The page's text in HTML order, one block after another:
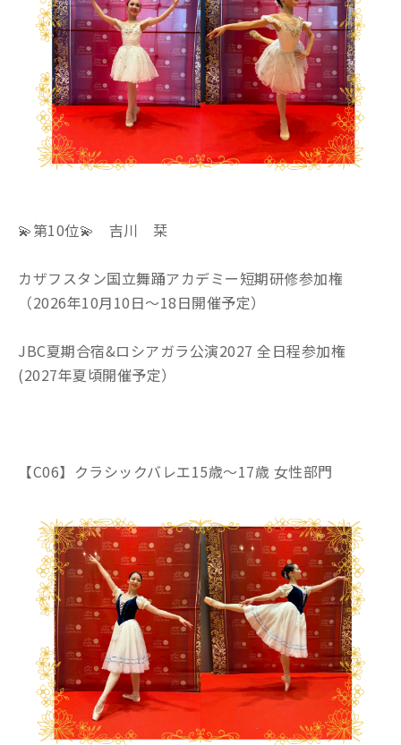
💫第10位💫 吉川 栞
カザフスタン国立舞踊アカデミー短期研修参加権
（2026年10月10日～18日開催予定）
JBC夏期合宿&ロシアガラ公演2027 全日程参加権
(2027年夏頃開催予定）
【C06】クラシックバレエ15歳～17歳 女性部門